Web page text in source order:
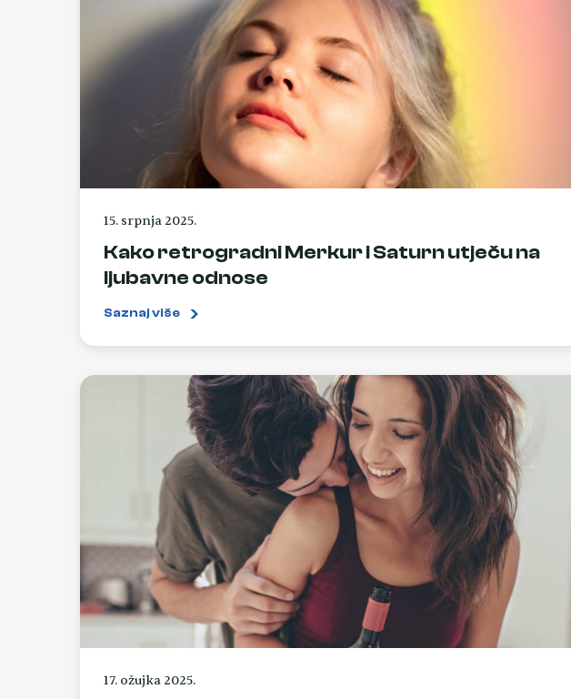
15. srpnja 2025.
Kako retrogradni Merkur i Saturn utječu na
ljubavne odnose
Saznaj više
17. ožujka 2025.